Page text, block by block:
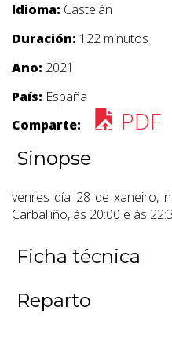
Idioma: Castelán
Duración: 122 minutos
Ano: 2021
País: España
Comparte:
PDF
Sinopse
venres día 28 de xaneiro,
Carballiño, ás 20:00 e ás
Ficha técnica
Reparto